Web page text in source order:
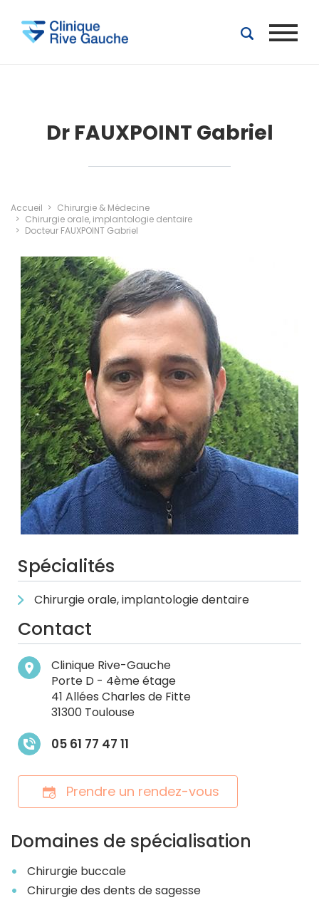
Dr FAUXPOINT Gabriel
Accueil
Chirurgie & Médecine
Chirurgie orale, implantologie dentaire
Docteur FAUXPOINT Gabriel
Spécialités
Chirurgie orale, implantologie dentaire
Contact
Clinique Rive-Gauche
Porte D - 4ème étage
41 Allées Charles de Fitte
31300 Toulouse
05 61 77 47 11
Prendre un rendez-vous
Domaines de spécialisation
Chirurgie buccale
Chirurgie des dents de sagesse